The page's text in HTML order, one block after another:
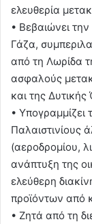
ελευθερία
• Βεβαιώνει
Γάζα,
από τη Λωρίδα
ασφαλούς
και της
•
(αεροδρομίου,
ανάπτυξη της
ελεύθερη
προϊόντων από
• Ζητά από τη